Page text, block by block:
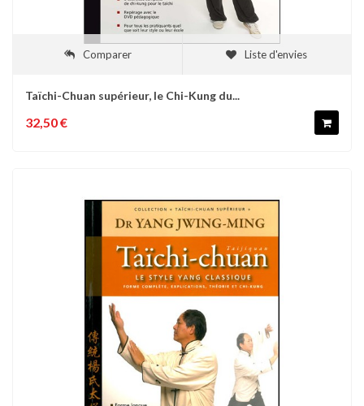
Comparer Liste d'envies
Taïchi-Chuan supérieur, le Chi-Kung du...
32,50 €